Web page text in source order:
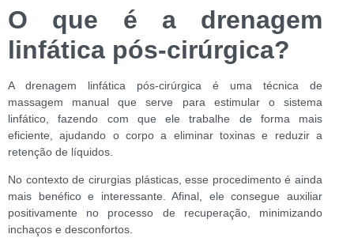
O que é a drenagem
linfática pós-cirúrgica?
A drenagem linfática pós-cirúrgica é uma técnica de
massagem manual que serve para estimular o sistema
linfático, fazendo com que ele trabalhe de forma mais
eficiente, ajudando o corpo a eliminar toxinas e reduzir a
retenção de líquidos.
No contexto de cirurgias plásticas, esse procedimento é ainda
mais benéfico e interessante. Afinal, ele consegue auxiliar
positivamente no processo de recuperação, minimizando
inchaços e desconfortos.